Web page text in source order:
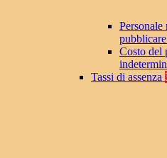
Personale
Costo del
Tassi di assenza